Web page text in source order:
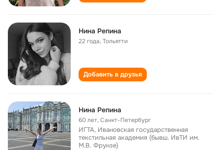
Нина Репина
22 года,Тольятти
Добавить в друзья
Нина Репина
60 лет,Санкт-Петербург
ИГТА, Ивановская государственная
текстильная академия (бывш. ИвТИ им.
М.В. Фрунзе)